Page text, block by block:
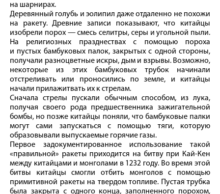
на шарнирах.
Деревянный голубь и эолипил даже отдаленно не похожи
на ракету. Древние записи показывают, что китайцы
изобрели порох — смесь селитры, серы и угольной пыли.
На религиозных празднествах с помощью пороха
и пустых бамбуковых палок, закрытых с одной стороны,
получали разноцветные искры, дым и взрывы. Возможно,
некоторые из этих бамбуковых трубок начинали
отстреливать или проносились по земле, и китайцы
начали прилажитвать их к стрелам.
Сначала стрелы пускали обычным способом, из лука,
получая своего рода предшественника зажигательной
бомбы, но позже китайцы поняли, что бамбуковые палки
могут сами запускаться с помощью тяги, которую
образовывали выпускаемые горячие газы.
Первое задокументированное использование такой
«правильной» ракеты приходится на битву при Кай-Кен
между китайцами и монголами в 1232 году. Во время этой
битвы китайцы смогли отбить монголов с помощью
примитивной ракеты на твердом топливе. Пустая трубка
была закрыта с одного конца, заполненного порохом,